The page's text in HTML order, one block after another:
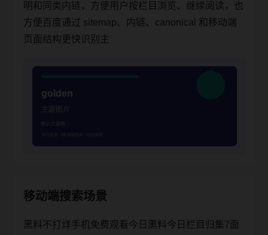
明和同类内链，方便用户按栏目浏览、继续阅读，也
方便百度通过 sitemap、内链、canonical 和移动端
页面结构更快识别主
移动端搜索场景
黑料不打烊手机免费观看今日黑料今日栏目归集7面